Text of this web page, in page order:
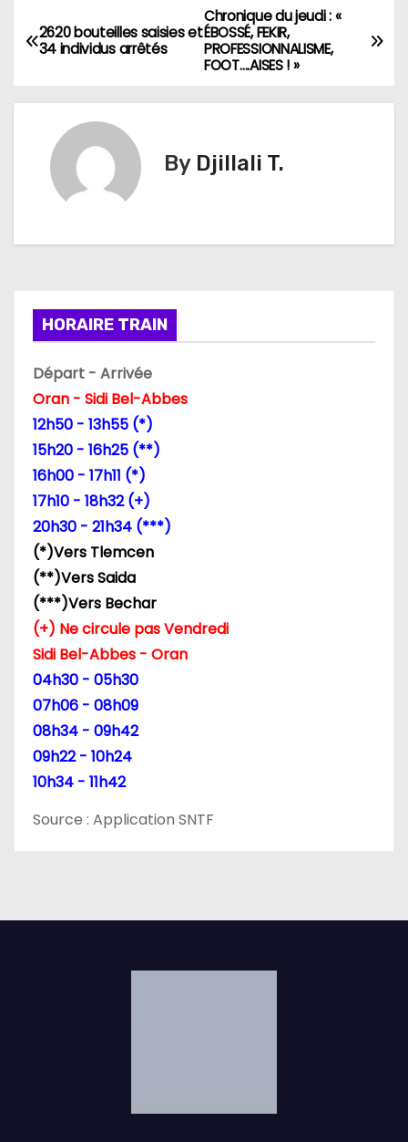
N
v
o
n
d
e
a
r
t
c
e
Chronique du jeudi : «
ÉBOSSÉ, FEKIR,
PROFESSIONNALISME,
FOOT….AISES ! »
2620 bouteilles saisies et
34 individus arrêtés
By Djillali T.
HORAIRE TRAIN
Départ - Arrivée
Oran - Sidi Bel-Abbes
12h50 - 13h55 (*)
15h20 - 16h25 (**)
16h00 - 17h11 (*)
17h10 - 18h32 (+)
20h30 - 21h34 (***)
(*)Vers Tlemcen
(**)Vers Saida
(***)Vers Bechar
(+) Ne circule pas Vendredi
Sidi Bel-Abbes - Oran
04h30 - 05h30
07h06 - 08h09
08h34 - 09h42
09h22 - 10h24
10h34 - 11h42
Source : Application SNTF